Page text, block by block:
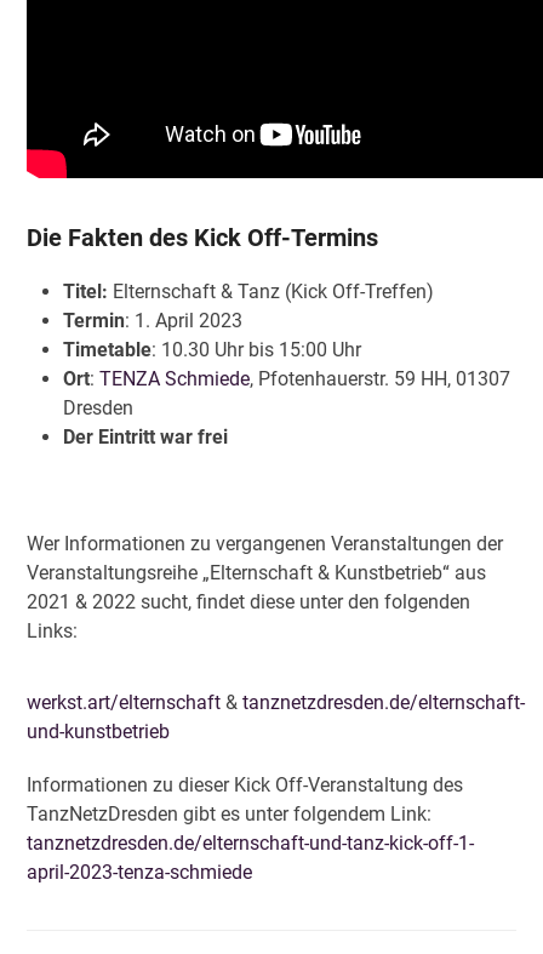
Die Fakten des Kick Off-Termins
Titel: Elternschaft & Tanz (Kick Off-Treffen)
Termin: 1. April 2023
Timetable: 10.30 Uhr bis 15:00 Uhr
Ort:TENZA Schmiede, Pfotenhauerstr. 59 HH, 01307
Dresden
Der Eintritt war frei
Wer Informationen zu vergangenen Veranstaltungen der
Veranstaltungsreihe „Elternschaft & Kunstbetrieb“ aus
2021 & 2022 sucht, findet diese unter den folgenden
Links:
werkst.art/elternschaft &tanznetzdresden.de/elternschaft-
und-kunstbetrieb
Informationen zu dieser Kick Off-Veranstaltung des
TanzNetzDresden gibt es unter folgendem Link:
tanznetzdresden.de/elternschaft-und-tanz-kick-off-1-
april-2023-tenza-schmiede